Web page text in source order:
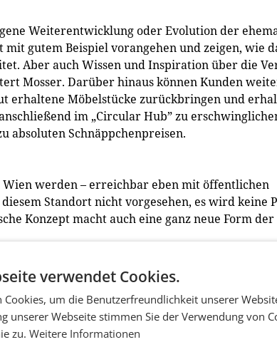
Weiterentwicklung oder Evolution der
gutem Beispiel vorangehen und zeigen, wie
Aber auch Wissen und Inspiration über die
Mosser. Darüber hinaus können Kunden
erhaltene Möbelstücke zurückbringen und
im „Circular Hub” zu
absoluten Schnäppchenpreisen.
werden – erreichbar eben mit öffentlichen
Standort nicht vorgesehen, es wird keine
Konzept macht auch eine ganz neue Form der
unserer städtischen Kunden klar
hus wollen allewillkommen heißen, egal ob sie
mit Planungsbedarf haben oder einfach
ein Ort, an dem man sich verabredet,
in in echt.”
verwendet Cookies.
Cookies, um die Benutzerfreundlichkeit unserer
unserer Webseite stimmen Sie der Verwendung von
zu. Weitere Informationen